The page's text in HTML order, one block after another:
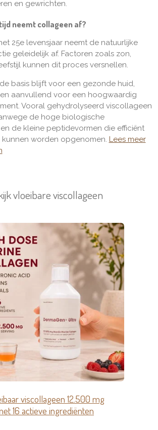
en gewrichten.
neemt collageen af?
25e levensjaar neemt de natuurlijke
geleidelijk af. Factoren zoals zon,
kunnen dit proces versnellen.
basis blijft voor een gezonde huid,
aanvullend voor een hoogwaardig
Vooral gehydrolyseerd viscollageen
de hoge biologische
de kleine peptidevormen die efficiënt
worden opgenomen. Lees meer
vloeibare viscollageen
viscollageen 12.500 mg
16 actieve ingrediënten